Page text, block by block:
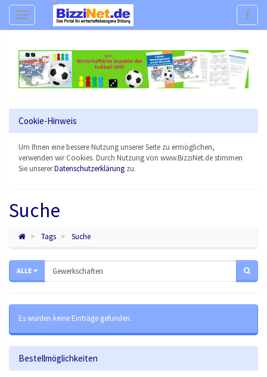
Navigation
Cookie-Hinweis
Um Ihnen eine bessere Nutzung unserer Seite zu ermöglichen,
verwenden wir Cookies. Durch Nutzung von www.BizziNet.de stimmen
Sie unsererDatenschutzerklärung zu.
Suche
Tags Suche
ALLE
Es wurden keine Einträge gefunden.
Bestellmöglichkeiten